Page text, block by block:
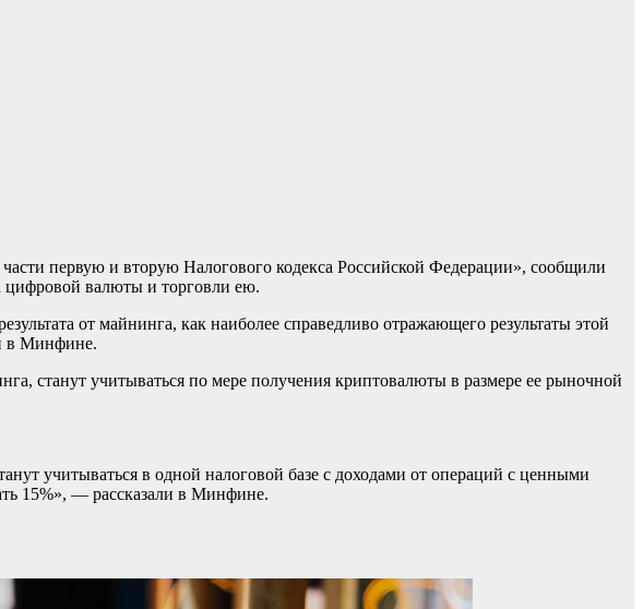
первую и вторую Налогового кодекса Российской Федерации», сообщили
цифровой валюты и торговли ею.
от майнинга, как наиболее справедливо отражающего результаты этой
в Минфине.
станут учитываться по мере получения криптовалюты в размере ее рыночной
учитываться в одной налоговой базе с доходами от операций с ценными
15%», — рассказали в Минфине.